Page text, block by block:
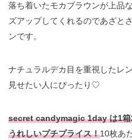
落ち着いたモカブラウンが上品
ズアップしてくれるのであざと
ンです。
ナチュラルデカ目を重視したレ
見せたい人にぴったり♡
secret candymagic 1day は1箱
うれしいプチプライス！10枚あ